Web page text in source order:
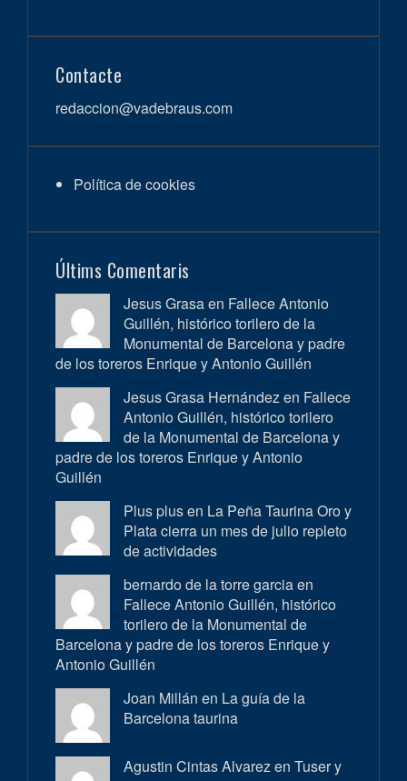
Contacte
redaccion@vadebraus.com
Política de cookies
Últims Comentaris
Jesus Grasa en Fallece Antonio
Guillén, histórico torilero de la
Monumental de Barcelona y padre
de los toreros Enrique y Antonio Guillén
Jesus Grasa Hernández en Fallece
Antonio Guillén, histórico torilero
de la Monumental de Barcelona y
padre de los toreros Enrique y Antonio
Guillén
Plus plus en La Peña Taurina Oro y
Plata cierra un mes de julio repleto
de actividades
bernardo de la torre garcia en
Fallece Antonio Guillén, histórico
torilero de la Monumental de
Barcelona y padre de los toreros Enrique y
Antonio Guillén
Joan Millán en La guía de la
Barcelona taurina
Agustin Cintas Alvarez en Tuser y